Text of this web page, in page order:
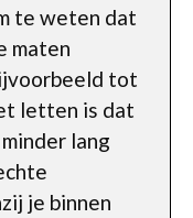
te weten dat
maten
tot
letten is dat
lang
je binnen